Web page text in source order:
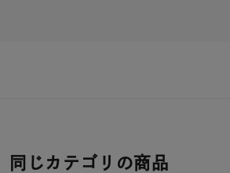
同じカテゴリの商品